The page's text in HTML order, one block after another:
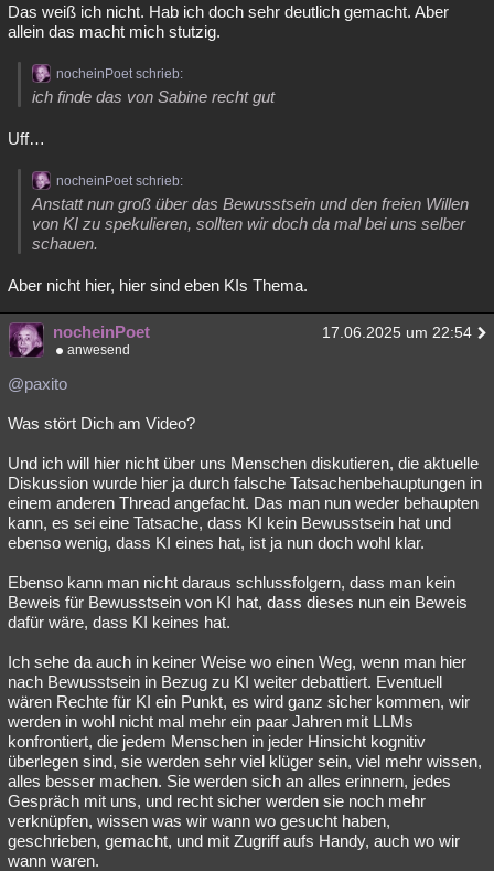
Das weiß ich nicht. Hab ich doch sehr deutlich gemacht. Aber
allein das macht mich stutzig.
nocheinPoet schrieb:
ich finde das von Sabine recht gut
Uff…
nocheinPoet schrieb:
Anstatt nun groß über das Bewusstsein und den freien Willen
von KI zu spekulieren, sollten wir doch da mal bei uns selber
schauen.
Aber nicht hier, hier sind eben KIs Thema.
nocheinPoet 17.06.2025 um 22:54
anwesend
@paxito
Was stört Dich am Video?
Und ich will hier nicht über uns Menschen diskutieren, die aktuelle
Diskussion wurde hier ja durch falsche Tatsachenbehauptungen in
einem anderen Thread angefacht. Das man nun weder behaupten
kann, es sei eine Tatsache, dass KI kein Bewusstsein hat und
ebenso wenig, dass KI eines hat, ist ja nun doch wohl klar.
Ebenso kann man nicht daraus schlussfolgern, dass man kein
Beweis für Bewusstsein von KI hat, dass dieses nun ein Beweis
dafür wäre, dass KI keines hat.
Ich sehe da auch in keiner Weise wo einen Weg, wenn man hier
nach Bewusstsein in Bezug zu KI weiter debattiert. Eventuell
wären Rechte für KI ein Punkt, es wird ganz sicher kommen, wir
werden in wohl nicht mal mehr ein paar Jahren mit LLMs
konfrontiert, die jedem Menschen in jeder Hinsicht kognitiv
überlegen sind, sie werden sehr viel klüger sein, viel mehr wissen,
alles besser machen. Sie werden sich an alles erinnern, jedes
Gespräch mit uns, und recht sicher werden sie noch mehr
verknüpfen, wissen was wir wann wo gesucht haben,
geschrieben, gemacht, und mit Zugriff aufs Handy, auch wo wir
wann waren.